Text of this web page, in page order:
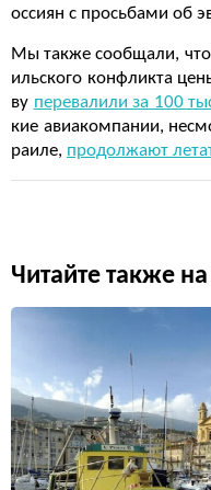
оссиян с просьбами об
Мы также сообщали, что
ильского конфликта
ву перевалили за 100
кие авиакомпании,
раиле, продолжают
Читайте также